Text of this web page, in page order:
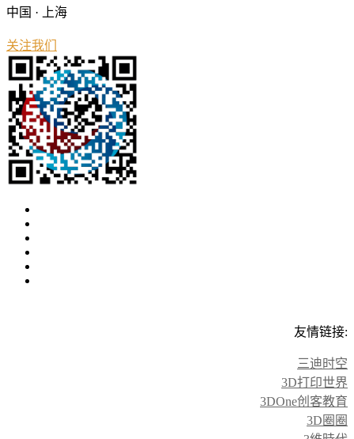
中国 · 上海
关注我们
友情链接:
三迪时空
3D打印世界
3DOne创客教育
3D圈圈